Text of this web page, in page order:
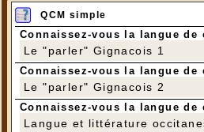
QCM simple
Connaissez-vous la langue de
Le "parler" Gignacois 1
Connaissez-vous la langue de
Le "parler" Gignacois 2
Connaissez-vous la langue de
Langue et littérature